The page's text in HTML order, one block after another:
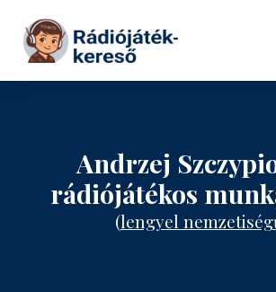
Tovább a tartalomhoz
Andrzej
rádiójátékos
(lengyel